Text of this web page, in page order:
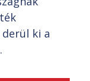
ki a